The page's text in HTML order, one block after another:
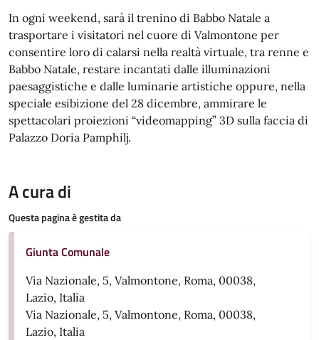
In ogni weekend, sarà il trenino di Babbo Natale a
trasportare i visitatori nel cuore di Valmontone per
consentire loro di calarsi nella realtà virtuale, tra renne e
Babbo Natale, restare incantati dalle illuminazioni
paesaggistiche e dalle luminarie artistiche oppure, nella
speciale esibizione del 28 dicembre, ammirare le
spettacolari proiezioni “videomapping” 3D sulla faccia di
Palazzo Doria Pamphilj.
A cura di
Questa pagina è gestita da
Giunta Comunale
Via Nazionale, 5, Valmontone, Roma, 00038,
Lazio, Italia
Via Nazionale, 5, Valmontone, Roma, 00038,
Lazio, Italia